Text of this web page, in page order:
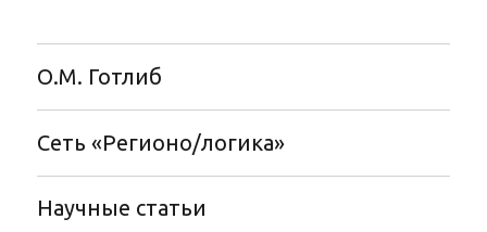
О.М. Готлиб
Сеть «Регионо/логика»
Научные статьи